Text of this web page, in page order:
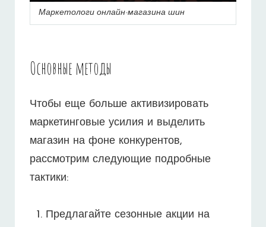
Маркетологи онлайн-магазина шин
Основные методы
Чтобы еще больше активизировать
маркетинговые усилия и выделить
магазин на фоне конкурентов,
рассмотрим следующие подробные
тактики:
Предлагайте сезонные акции на